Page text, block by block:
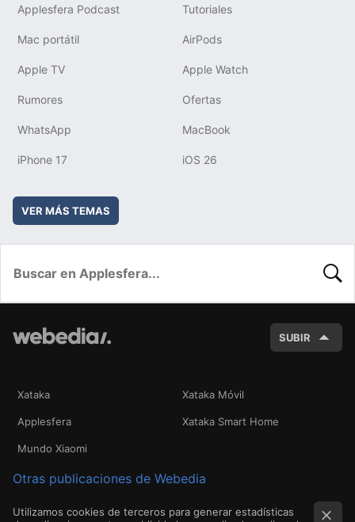
Applesfera Podcast Tutoriales
Mac portátil AirPods
Apple TV Apple Watch
Rumores Ofertas
WhatsApp MacBook
iPhone 17 iOS 26
VER MÁS TEMAS
SUBIR
Xataka Xataka Móvil
Applesfera Xataka Smart Home
Mundo Xiaomi
Otras publicaciones de Webedia
Utilizamos cookies de terceros para generar estadísticas